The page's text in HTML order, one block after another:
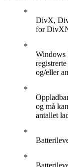
DivX,
for
Windows
og/eller
og må
antallet